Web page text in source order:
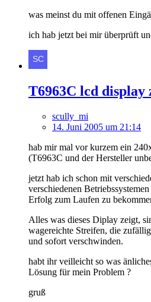
was meinst du mit offenen
ich hab jetzt bei mir überprüft
T6963C lcd
scully_mi
14. Juni 2005 um 21:14
hab mir mal vor kurzem ein
(T6963C und der Hersteller
jetzt hab ich schon mit
verschiedenen
Erfolg zum Laufen zu
Alles was dieses Diplay zeigt,
wagereichte Streifen, die
und sofort verschwinden.
habt ihr veilleicht so was
Lösung für mein Problem ?
gruß